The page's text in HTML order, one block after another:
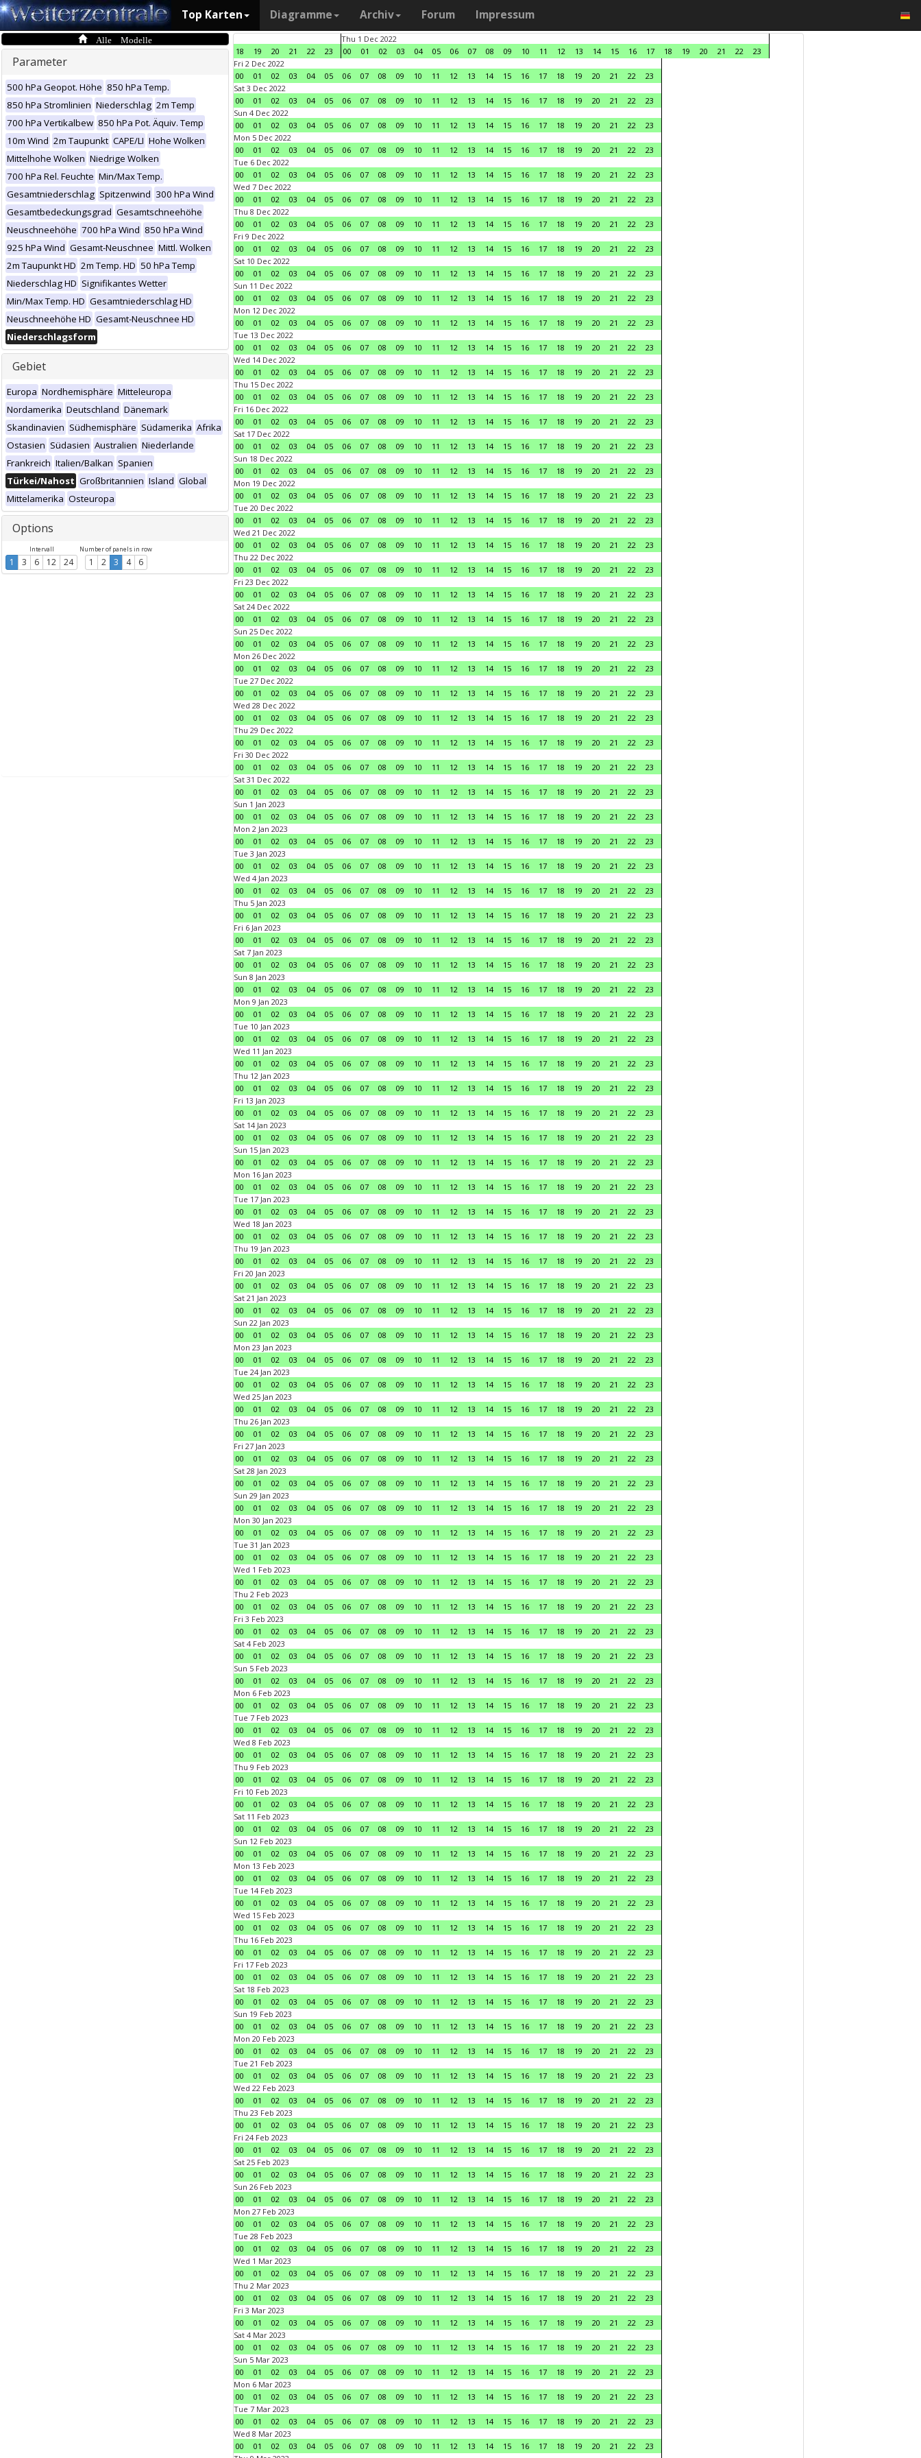
Top Karten Diagramme Archiv Forum Impressum
Alle Modelle
Parameter
500 hPa Geopot. Höhe 850 hPa Temp.
850 hPa Stromlinien Niederschlag 2m Temp
700 hPa Vertikalbew 850 hPa Pot. Äquiv. Temp
10m Wind 2m Taupunkt CAPE/LI Hohe Wolken
Mittelhohe Wolken Niedrige Wolken
700 hPa Rel. Feuchte Min/Max Temp.
Gesamtniederschlag Spitzenwind 300 hPa Wind
Gesamtbedeckungsgrad Gesamtschneehöhe
Neuschneehöhe 700 hPa Wind 850 hPa Wind
925 hPa Wind Gesamt-Neuschnee Mittl. Wolken
2m Taupunkt HD 2m Temp. HD 50 hPa Temp
Niederschlag HD Signifikantes Wetter
Min/Max Temp. HD Gesamtniederschlag HD
Neuschneehöhe HD Gesamt-Neuschnee HD
Niederschlagsform
Gebiet
Europa Nordhemisphäre Mitteleuropa
Nordamerika Deutschland Dänemark
Skandinavien Südhemisphäre Südamerika Afrika
Ostasien Südasien Australien Niederlande
Frankreich Italien/Balkan Spanien
Türkei/Nahost Großbritannien Island Global
Mittelamerika Osteuropa
Options
Intervall
1 3 6 12 24
Number of panels in row
1 2 3 4 6
18 19 20 21 22 23
Thu 1 Dec 2022
00
01 02 03 04 05 06 07 08 09 10 11 12 13 14 15 16 17 18 19 20 21 22
23
Fri 2 Dec 2022
00
01 02 03 04 05 06 07 08 09 10 11 12 13 14 15 16 17 18 19 20 21 22
23
Sat 3 Dec 2022
00
01 02 03 04 05 06 07 08 09 10 11 12 13 14 15 16 17 18 19 20 21 22
23
Sun 4 Dec 2022
00
01 02 03 04 05 06 07 08 09 10 11 12 13 14 15 16 17 18 19 20 21 22
23
Mon 5 Dec 2022
00
01 02 03 04 05 06 07 08 09 10 11 12 13 14 15 16 17 18 19 20 21 22
23
Tue 6 Dec 2022
00
01 02 03 04 05 06 07 08 09 10 11 12 13 14 15 16 17 18 19 20 21 22
23
Wed 7 Dec 2022
00
01 02 03 04 05 06 07 08 09 10 11 12 13 14 15 16 17 18 19 20 21 22
23
Thu 8 Dec 2022
00
01 02 03 04 05 06 07 08 09 10 11 12 13 14 15 16 17 18 19 20 21 22
23
Fri 9 Dec 2022
00
01 02 03 04 05 06 07 08 09 10 11 12 13 14 15 16 17 18 19 20 21 22
23
Sat 10 Dec 2022
00
01 02 03 04 05 06 07 08 09 10 11 12 13 14 15 16 17 18 19 20 21 22
23
Sun 11 Dec 2022
00
01 02 03 04 05 06 07 08 09 10 11 12 13 14 15 16 17 18 19 20 21 22
23
Mon 12 Dec 2022
00
01 02 03 04 05 06 07 08 09 10 11 12 13 14 15 16 17 18 19 20 21 22
23
Tue 13 Dec 2022
00
01 02 03 04 05 06 07 08 09 10 11 12 13 14 15 16 17 18 19 20 21 22
23
Wed 14 Dec 2022
00
01 02 03 04 05 06 07 08 09 10 11 12 13 14 15 16 17 18 19 20 21 22
23
Thu 15 Dec 2022
00
01 02 03 04 05 06 07 08 09 10 11 12 13 14 15 16 17 18 19 20 21 22
23
Fri 16 Dec 2022
00
01 02 03 04 05 06 07 08 09 10 11 12 13 14 15 16 17 18 19 20 21 22
23
Sat 17 Dec 2022
00
01 02 03 04 05 06 07 08 09 10 11 12 13 14 15 16 17 18 19 20 21 22
23
Sun 18 Dec 2022
00
01 02 03 04 05 06 07 08 09 10 11 12 13 14 15 16 17 18 19 20 21 22
23
Mon 19 Dec 2022
00
01 02 03 04 05 06 07 08 09 10 11 12 13 14 15 16 17 18 19 20 21 22
23
Tue 20 Dec 2022
00
01 02 03 04 05 06 07 08 09 10 11 12 13 14 15 16 17 18 19 20 21 22
23
Wed 21 Dec 2022
00
01 02 03 04 05 06 07 08 09 10 11 12 13 14 15 16 17 18 19 20 21 22
23
Thu 22 Dec 2022
00
01 02 03 04 05 06 07 08 09 10 11 12 13 14 15 16 17 18 19 20 21 22
23
Fri 23 Dec 2022
00
01 02 03 04 05 06 07 08 09 10 11 12 13 14 15 16 17 18 19 20 21 22
23
Sat 24 Dec 2022
00
01 02 03 04 05 06 07 08 09 10 11 12 13 14 15 16 17 18 19 20 21 22
23
Sun 25 Dec 2022
00
01 02 03 04 05 06 07 08 09 10 11 12 13 14 15 16 17 18 19 20 21 22
23
Mon 26 Dec 2022
00
01 02 03 04 05 06 07 08 09 10 11 12 13 14 15 16 17 18 19 20 21 22
23
Tue 27 Dec 2022
00
01 02 03 04 05 06 07 08 09 10 11 12 13 14 15 16 17 18 19 20 21 22
23
Wed 28 Dec 2022
00
01 02 03 04 05 06 07 08 09 10 11 12 13 14 15 16 17 18 19 20 21 22
23
Thu 29 Dec 2022
00
01 02 03 04 05 06 07 08 09 10 11 12 13 14 15 16 17 18 19 20 21 22
23
Fri 30 Dec 2022
00
01 02 03 04 05 06 07 08 09 10 11 12 13 14 15 16 17 18 19 20 21 22
23
Sat 31 Dec 2022
00
01 02 03 04 05 06 07 08 09 10 11 12 13 14 15 16 17 18 19 20 21 22
23
Sun 1 Jan 2023
00
01 02 03 04 05 06 07 08 09 10 11 12 13 14 15 16 17 18 19 20 21 22
23
Mon 2 Jan 2023
00
01 02 03 04 05 06 07 08 09 10 11 12 13 14 15 16 17 18 19 20 21 22
23
Tue 3 Jan 2023
00
01 02 03 04 05 06 07 08 09 10 11 12 13 14 15 16 17 18 19 20 21 22
23
Wed 4 Jan 2023
00
01 02 03 04 05 06 07 08 09 10 11 12 13 14 15 16 17 18 19 20 21 22
23
Thu 5 Jan 2023
00
01 02 03 04 05 06 07 08 09 10 11 12 13 14 15 16 17 18 19 20 21 22
23
Fri 6 Jan 2023
00
01 02 03 04 05 06 07 08 09 10 11 12 13 14 15 16 17 18 19 20 21 22
23
Sat 7 Jan 2023
00
01 02 03 04 05 06 07 08 09 10 11 12 13 14 15 16 17 18 19 20 21 22
23
Sun 8 Jan 2023
00
01 02 03 04 05 06 07 08 09 10 11 12 13 14 15 16 17 18 19 20 21 22
23
Mon 9 Jan 2023
00
01 02 03 04 05 06 07 08 09 10 11 12 13 14 15 16 17 18 19 20 21 22
23
Tue 10 Jan 2023
00
01 02 03 04 05 06 07 08 09 10 11 12 13 14 15 16 17 18 19 20 21 22
23
Wed 11 Jan 2023
00
01 02 03 04 05 06 07 08 09 10 11 12 13 14 15 16 17 18 19 20 21 22
23
Thu 12 Jan 2023
00
01 02 03 04 05 06 07 08 09 10 11 12 13 14 15 16 17 18 19 20 21 22
23
Fri 13 Jan 2023
00
01 02 03 04 05 06 07 08 09 10 11 12 13 14 15 16 17 18 19 20 21 22
23
Sat 14 Jan 2023
00
01 02 03 04 05 06 07 08 09 10 11 12 13 14 15 16 17 18 19 20 21 22
23
Sun 15 Jan 2023
00
01 02 03 04 05 06 07 08 09 10 11 12 13 14 15 16 17 18 19 20 21 22
23
Mon 16 Jan 2023
00
01 02 03 04 05 06 07 08 09 10 11 12 13 14 15 16 17 18 19 20 21 22
23
Tue 17 Jan 2023
00
01 02 03 04 05 06 07 08 09 10 11 12 13 14 15 16 17 18 19 20 21 22
23
Wed 18 Jan 2023
00
01 02 03 04 05 06 07 08 09 10 11 12 13 14 15 16 17 18 19 20 21 22
23
Thu 19 Jan 2023
00
01 02 03 04 05 06 07 08 09 10 11 12 13 14 15 16 17 18 19 20 21 22
23
Fri 20 Jan 2023
00
01 02 03 04 05 06 07 08 09 10 11 12 13 14 15 16 17 18 19 20 21 22
23
Sat 21 Jan 2023
00
01 02 03 04 05 06 07 08 09 10 11 12 13 14 15 16 17 18 19 20 21 22
23
Sun 22 Jan 2023
00
01 02 03 04 05 06 07 08 09 10 11 12 13 14 15 16 17 18 19 20 21 22
23
Mon 23 Jan 2023
00
01 02 03 04 05 06 07 08 09 10 11 12 13 14 15 16 17 18 19 20 21 22
23
Tue 24 Jan 2023
00
01 02 03 04 05 06 07 08 09 10 11 12 13 14 15 16 17 18 19 20 21 22
23
Wed 25 Jan 2023
00
01 02 03 04 05 06 07 08 09 10 11 12 13 14 15 16 17 18 19 20 21 22
23
Thu 26 Jan 2023
00
01 02 03 04 05 06 07 08 09 10 11 12 13 14 15 16 17 18 19 20 21 22
23
Fri 27 Jan 2023
00
01 02 03 04 05 06 07 08 09 10 11 12 13 14 15 16 17 18 19 20 21 22
23
Sat 28 Jan 2023
00
01 02 03 04 05 06 07 08 09 10 11 12 13 14 15 16 17 18 19 20 21 22
23
Sun 29 Jan 2023
00
01 02 03 04 05 06 07 08 09 10 11 12 13 14 15 16 17 18 19 20 21 22
23
Mon 30 Jan 2023
00
01 02 03 04 05 06 07 08 09 10 11 12 13 14 15 16 17 18 19 20 21 22
23
Tue 31 Jan 2023
00
01 02 03 04 05 06 07 08 09 10 11 12 13 14 15 16 17 18 19 20 21 22
23
Wed 1 Feb 2023
00
01 02 03 04 05 06 07 08 09 10 11 12 13 14 15 16 17 18 19 20 21 22
23
Thu 2 Feb 2023
00
01 02 03 04 05 06 07 08 09 10 11 12 13 14 15 16 17 18 19 20 21 22
23
Fri 3 Feb 2023
00
01 02 03 04 05 06 07 08 09 10 11 12 13 14 15 16 17 18 19 20 21 22
23
Sat 4 Feb 2023
00
01 02 03 04 05 06 07 08 09 10 11 12 13 14 15 16 17 18 19 20 21 22
23
Sun 5 Feb 2023
00
01 02 03 04 05 06 07 08 09 10 11 12 13 14 15 16 17 18 19 20 21 22
23
Mon 6 Feb 2023
00
01 02 03 04 05 06 07 08 09 10 11 12 13 14 15 16 17 18 19 20 21 22
23
Tue 7 Feb 2023
00
01 02 03 04 05 06 07 08 09 10 11 12 13 14 15 16 17 18 19 20 21 22
23
Wed 8 Feb 2023
00
01 02 03 04 05 06 07 08 09 10 11 12 13 14 15 16 17 18 19 20 21 22
23
Thu 9 Feb 2023
00
01 02 03 04 05 06 07 08 09 10 11 12 13 14 15 16 17 18 19 20 21 22
23
Fri 10 Feb 2023
00
01 02 03 04 05 06 07 08 09 10 11 12 13 14 15 16 17 18 19 20 21 22
23
Sat 11 Feb 2023
00
01 02 03 04 05 06 07 08 09 10 11 12 13 14 15 16 17 18 19 20 21 22
23
Sun 12 Feb 2023
00
01 02 03 04 05 06 07 08 09 10 11 12 13 14 15 16 17 18 19 20 21 22
23
Mon 13 Feb 2023
00
01 02 03 04 05 06 07 08 09 10 11 12 13 14 15 16 17 18 19 20 21 22
23
Tue 14 Feb 2023
00
01 02 03 04 05 06 07 08 09 10 11 12 13 14 15 16 17 18 19 20 21 22
23
Wed 15 Feb 2023
00
01 02 03 04 05 06 07 08 09 10 11 12 13 14 15 16 17 18 19 20 21 22
23
Thu 16 Feb 2023
00
01 02 03 04 05 06 07 08 09 10 11 12 13 14 15 16 17 18 19 20 21 22
23
Fri 17 Feb 2023
00
01 02 03 04 05 06 07 08 09 10 11 12 13 14 15 16 17 18 19 20 21 22
23
Sat 18 Feb 2023
00
01 02 03 04 05 06 07 08 09 10 11 12 13 14 15 16 17 18 19 20 21 22
23
Sun 19 Feb 2023
00
01 02 03 04 05 06 07 08 09 10 11 12 13 14 15 16 17 18 19 20 21 22
23
Mon 20 Feb 2023
00
01 02 03 04 05 06 07 08 09 10 11 12 13 14 15 16 17 18 19 20 21 22
23
Tue 21 Feb 2023
00
01 02 03 04 05 06 07 08 09 10 11 12 13 14 15 16 17 18 19 20 21 22
23
Wed 22 Feb 2023
00
01 02 03 04 05 06 07 08 09 10 11 12 13 14 15 16 17 18 19 20 21 22
23
Thu 23 Feb 2023
00
01 02 03 04 05 06 07 08 09 10 11 12 13 14 15 16 17 18 19 20 21 22
23
Fri 24 Feb 2023
00
01 02 03 04 05 06 07 08 09 10 11 12 13 14 15 16 17 18 19 20 21 22
23
Sat 25 Feb 2023
00
01 02 03 04 05 06 07 08 09 10 11 12 13 14 15 16 17 18 19 20 21 22
23
Sun 26 Feb 2023
00
01 02 03 04 05 06 07 08 09 10 11 12 13 14 15 16 17 18 19 20 21 22
23
Mon 27 Feb 2023
00
01 02 03 04 05 06 07 08 09 10 11 12 13 14 15 16 17 18 19 20 21 22
23
Tue 28 Feb 2023
00
01 02 03 04 05 06 07 08 09 10 11 12 13 14 15 16 17 18 19 20 21 22
23
Wed 1 Mar 2023
00
01 02 03 04 05 06 07 08 09 10 11 12 13 14 15 16 17 18 19 20 21 22
23
Thu 2 Mar 2023
00
01 02 03 04 05 06 07 08 09 10 11 12 13 14 15 16 17 18 19 20 21 22
23
Fri 3 Mar 2023
00
01 02 03 04 05 06 07 08 09 10 11 12 13 14 15 16 17 18 19 20 21 22
23
Sat 4 Mar 2023
00
01 02 03 04 05 06 07 08 09 10 11 12 13 14 15 16 17 18 19 20 21 22
23
Sun 5 Mar 2023
00
01 02 03 04 05 06 07 08 09 10 11 12 13 14 15 16 17 18 19 20 21 22
23
Mon 6 Mar 2023
00
01 02 03 04 05 06 07 08 09 10 11 12 13 14 15 16 17 18 19 20 21 22
23
Tue 7 Mar 2023
00
01 02 03 04 05 06 07 08 09 10 11 12 13 14 15 16 17 18 19 20 21 22
23
Wed 8 Mar 2023
00
01 02 03 04 05 06 07 08 09 10 11 12 13 14 15 16 17 18 19 20 21 22
23